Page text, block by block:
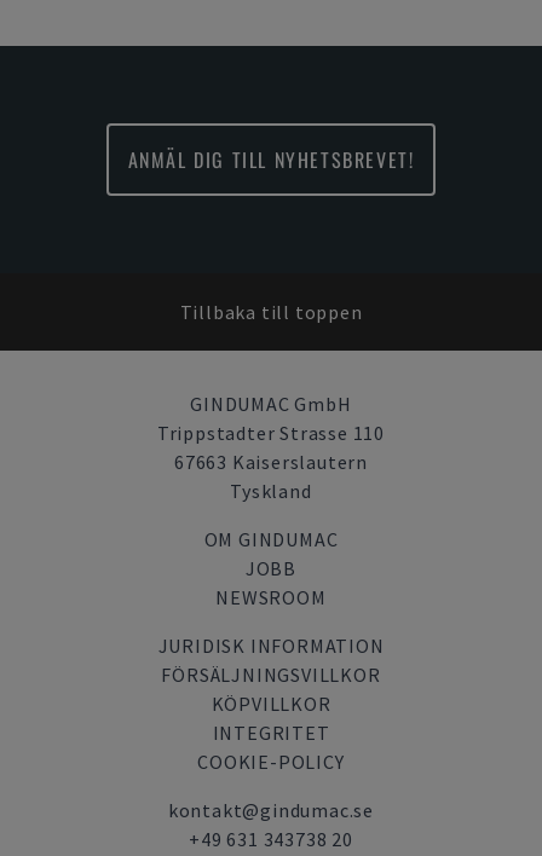
ANMÄL DIG TILL NYHETSBREVET!
Tillbaka till toppen
GINDUMAC GmbH
Trippstadter Strasse 110
67663 Kaiserslautern
Tyskland
OM GINDUMAC
JOBB
NEWSROOM
JURIDISK INFORMATION
FÖRSÄLJNINGSVILLKOR
KÖPVILLKOR
INTEGRITET
COOKIE-POLICY
kontakt@gindumac.se
+49 631 343738 20